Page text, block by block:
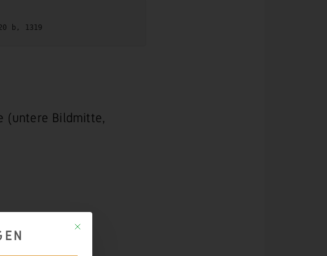
b, 1319
(untere Bildmitte,
Mit diesem Button wird der Dialog geschlossen. Seine Funktionalität ist